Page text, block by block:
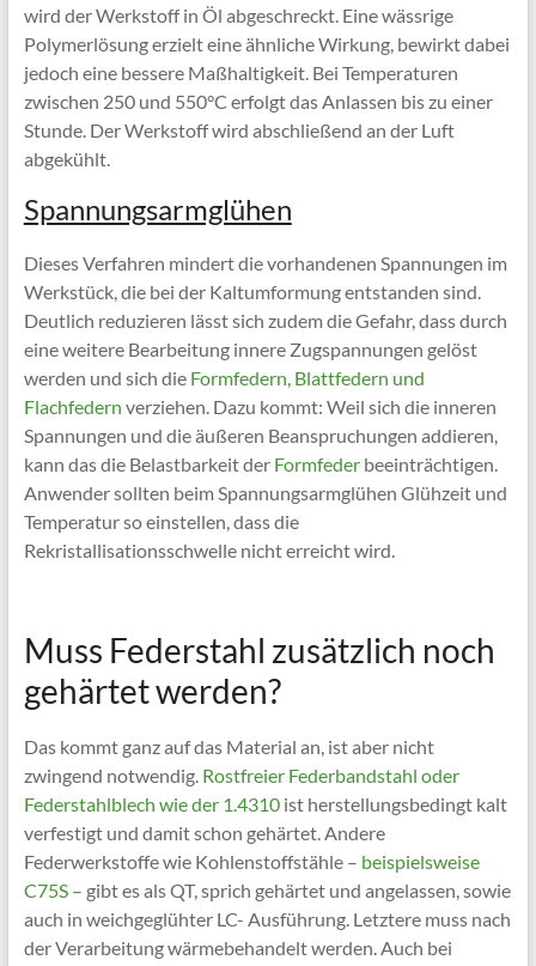
wird der Werkstoff in Öl abgeschreckt. Eine wässrige
Polymerlösung erzielt eine ähnliche Wirkung, bewirkt dabei
jedoch eine bessere Maßhaltigkeit. Bei Temperaturen
zwischen 250 und 550°C erfolgt das Anlassen bis zu einer
Stunde. Der Werkstoff wird abschließend an der Luft
abgekühlt.
Spannungsarmglühen
Dieses Verfahren mindert die vorhandenen Spannungen im
Werkstück, die bei der Kaltumformung entstanden sind.
Deutlich reduzieren lässt sich zudem die Gefahr, dass durch
eine weitere Bearbeitung innere Zugspannungen gelöst
werden und sich die Formfedern, Blattfedern und
Flachfedern verziehen. Dazu kommt: Weil sich die inneren
Spannungen und die äußeren Beanspruchungen addieren,
kann das die Belastbarkeit der Formfederbeeinträchtigen.
Anwender sollten beim Spannungsarmglühen Glühzeit und
Temperatur so einstellen, dass die
Rekristallisationsschwelle nicht erreicht wird.
Muss Federstahl zusätzlich noch
gehärtet werden?
Das kommt ganz auf das Material an, ist aber nicht
zwingend notwendig. Rostfreier Federbandstahl oder
Federstahlblech wie der 1.4310ist herstellungsbedingt kalt
verfestigt und damit schon gehärtet. Andere
Federwerkstoffe wie Kohlenstoffstähle – beispielsweise
C75S– gibt es als QT, sprich gehärtet und angelassen, sowie
auch in weichgeglühter LC- Ausführung. Letztere muss nach
der Verarbeitung wärmebehandelt werden. Auch bei